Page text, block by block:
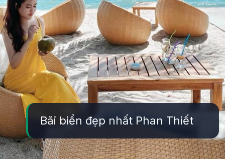
Bãi biển đẹp nhất Phan Thiết